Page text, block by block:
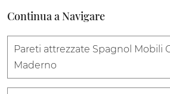
Continua a Navigare
Pareti attrezzate Spagnol Mobili
Maderno